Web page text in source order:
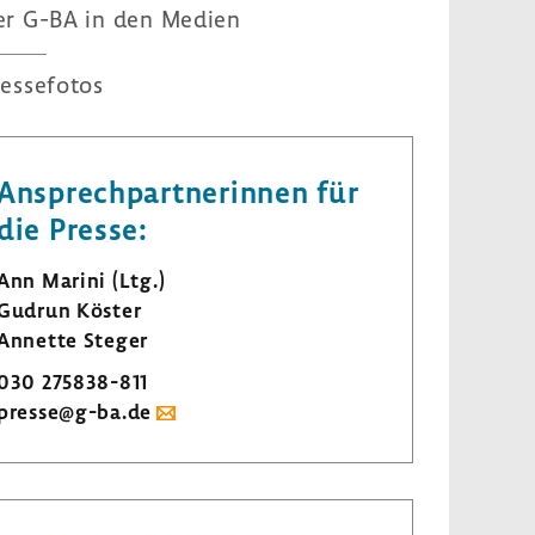
G-BA in den Medien
für
Presse:
Marini (Ltg.)
Köster
Steger
275838-​811
ba.de